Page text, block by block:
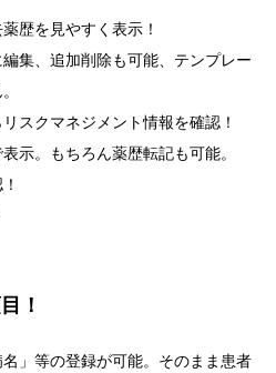
歴を見やすく表示！
集、追加削除も可能、テンプレー
スクマネジメント情報を確認！
示。もちろん薬歴転記も可能。
！
」等の登録が可能。そのまま患者